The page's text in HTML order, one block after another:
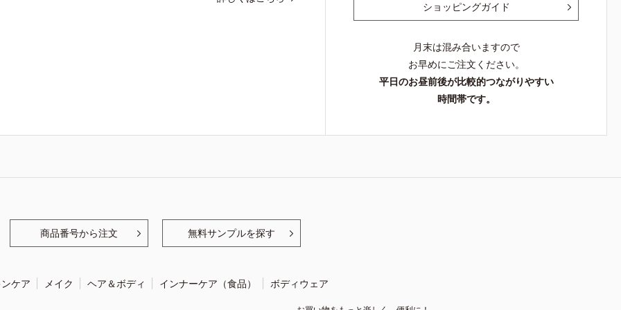
ショッピングガイド
月末は混み合いますので
お早めにご注文ください。
平日のお昼前後が比較的つながりやすい
時間帯です。
商品番号から注文 無料サンプルを探す
ケア メイク ヘア＆ボディ インナーケア（食品） ボディウェア